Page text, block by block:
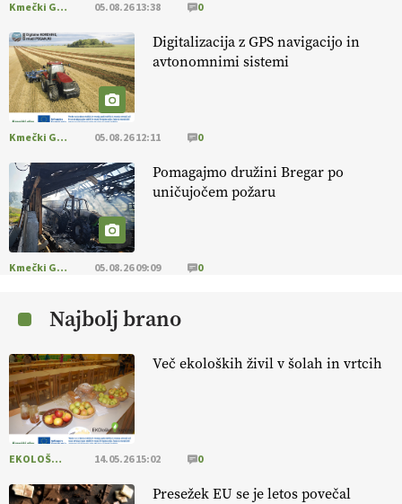
EKOloško = logično: ekološko oljarstvo
MORGAN
EKOloško = logično: ekološka kmetija
FREŠER
KMETIJSKA LIGA PRVAKOV: POMLADITEV
KMETIJSKE EKIPE
KMETIJSKA LIGA PRVAKOV: UKRAJINA vs.
EVROPA
EKOloško = logično: ekološka kmetija
EKOloško = logično: VLOG Okus je
pomembnejši od izgleda
EKOloško = logično: ekološka kmetija PR'
RAKARI
Kmečki Glas 05.08.26 13:38 0
Digitalizacija z GPS navigacijo in
avtonomnimi sistemi
Kmečki Glas 05.08.26 12:11 0
Pomagajmo družini Bregar po
uničujočem požaru
Kmečki Glas 05.08.26 09:09 0
Najbolj brano
Več ekoloških živil v šolah in vrtcih
EKOLOŠKO LOGIČNO 14.05.26 15:02 0
Presežek EU se je letos povečal